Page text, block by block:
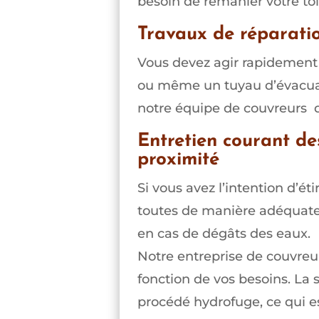
Travaux de
Vous devez agir
ou même un tuyau
notre équipe de couvreurs
Entretien courant
proximité
Si vous avez l’intention
toutes de manière
en cas de dégâts des eaux.
Notre entreprise de
fonction de vos besoins. La
procédé hydrofuge, ce qui